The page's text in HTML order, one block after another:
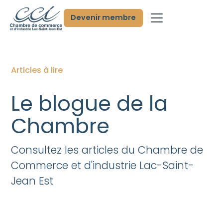
Devenir membre
Articles à lire
Le blogue de la
Chambre
Consultez les articles du Chambre de
Commerce et d'industrie Lac-Saint-
Jean Est